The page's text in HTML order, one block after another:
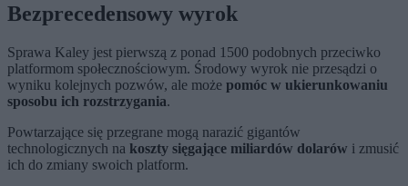
Bezprecedensowy wyrok
Sprawa Kaley jest pierwszą z ponad 1500 podobnych przeciwko
platformom społecznościowym. Środowy wyrok nie przesądzi o
wyniku kolejnych pozwów, ale może pomóc w ukierunkowaniu
sposobu ich rozstrzygania.
Powtarzające się przegrane mogą narazić gigantów
technologicznych na koszty sięgające miliardów dolarów i zmusić
ich do zmiany swoich platform.